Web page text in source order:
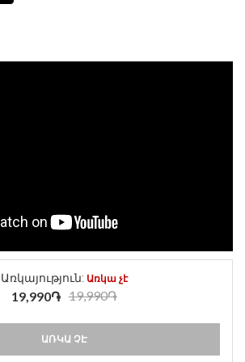
Առկայություն: Առկա չէ
19,990֏ 19,990֏
ԱՌԿԱ ՉԷ